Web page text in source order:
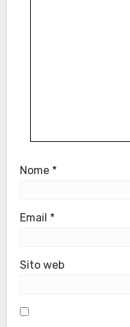
Nome *
Email *
Sito web